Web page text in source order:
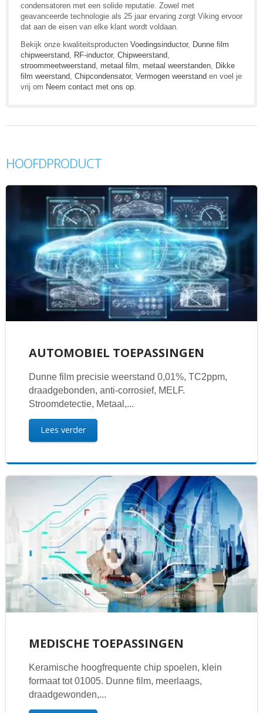
condensatoren met een solide reputatie. Zowel met
geavanceerde technologie als 25 jaar ervaring zorgt Viking ervoor
dat aan de eisen van elke klant wordt voldaan.
Bekijk onze kwaliteitsproducten Voedingsinductor, Dunne film
chipweerstand
RF-inductor, Chipweerstand
stroommeetweerstand
metaal film metaal weerstanden
Dikke
film weerstand Chipcondensator, Vermogen weerstand en voel je
vrij om Neem contact met ons op
HOOFDPRODUCT
AUTOMOBIEL TOEPASSINGEN
Dunne film precisie weerstand 0,01%, TC2ppm,
draadgebonden, anti-corrosief, MELF.
Stroomdetectie, Metaal,...
Lees verder
MEDISCHE TOEPASSINGEN
Keramische hoogfrequente chip spoelen, klein
formaat tot 01005. Dunne film, meerlaags,
draadgewonden,...